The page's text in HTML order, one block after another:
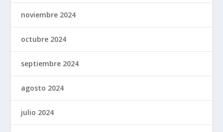
noviembre 2024
octubre 2024
septiembre 2024
agosto 2024
julio 2024